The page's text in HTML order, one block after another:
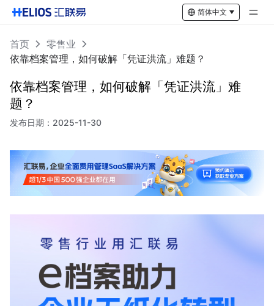
简体中文
首页
零售业
依靠档案管理，如何破解「凭证洪流」难题？
依靠档案管理，如何破解「凭证洪流」难
题？
发布日期： 2025-11-30